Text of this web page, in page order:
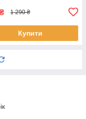
1 290 ₴
Купити